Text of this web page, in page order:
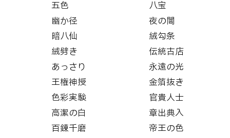
五色
八宝
幽か径
夜の闇
暗八仙
絨勾条
絨劈き
伝統古店
あっさり
永遠の光
王権神授
金箔抜き
色彩実験
官貴人士
高潔の白
章出典入
百錬千磨
帝王の色